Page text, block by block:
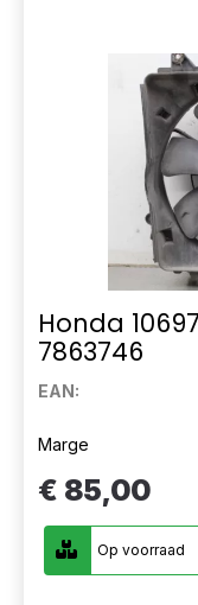
Honda
7863746
EAN:
Marge
€ 85,00
Op voorraad